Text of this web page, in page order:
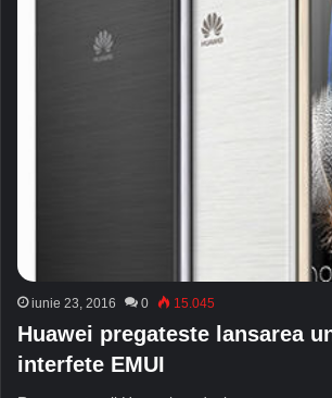
iunie 23, 2016 0 15.045
Huawei pregateste lansarea
interfete EMUI